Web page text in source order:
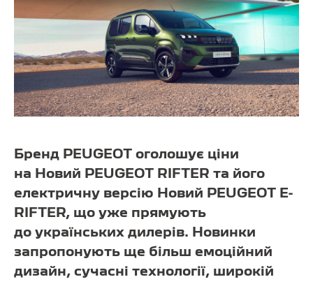
Бренд PEUGEOT оголошує ціни
на Новий PEUGEOT RIFTER та його
електричну версію Новий PEUGEOT E-
RIFTER, що уже прямують
до українських дилерів. Новинки
запропонують ще більш емоційний
дизайн, сучасні технології, широкій